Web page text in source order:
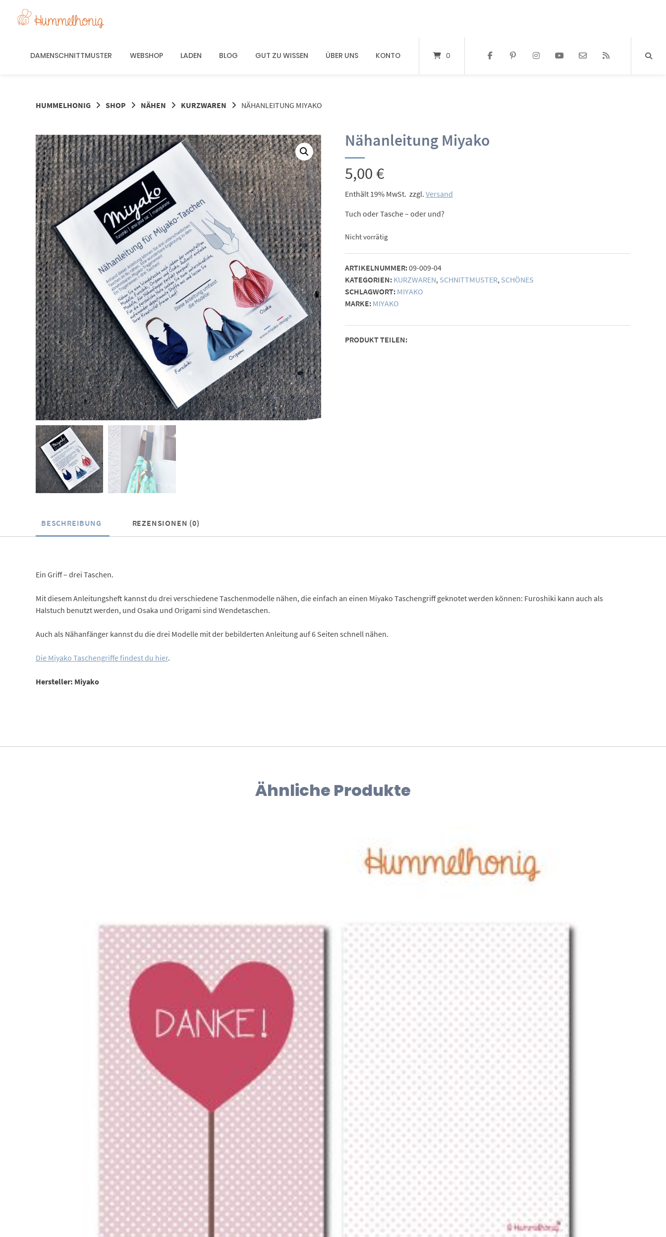
DAMENSCHNITTMUSTER WEBSHOP LADEN BLOG GUT ZU WISSEN ÜBER UNS KONTO 0
HUMMELHONIG SHOP NÄHEN KURZWAREN NÄHANLEITUNG MIYAKO
Nähanleitung Miyako
5,00€
Enthält 19% MwSt. zzgl. Versand
Tuch oder Tasche – oder und?
Nicht vorrätig
ARTIKELNUMMER:09-009-04
KATEGORIEN: KURZWAREN, SCHNITTMUSTER, SCHÖNES
SCHLAGWORT: MIYAKO
MARKE: MIYAKO
PRODUKT TEILEN:
BESCHREIBUNG REZENSIONEN (0)
Ein Griff – drei Taschen.
Mit diesem Anleitungsheft kannst du drei verschiedene Taschenmodelle nähen, die einfach an einen Miyako Taschengriff geknotet werden können: Furoshiki kann auch als
Halstuch benutzt werden, und Osaka und Origami sind Wendetaschen.
Auch als Nähanfänger kannst du die drei Modelle mit der bebilderten Anleitung auf 6 Seiten schnell nähen.
Die Miyako Taschengriffe findest du hier.
Hersteller: Miyako
Ähnliche Produkte